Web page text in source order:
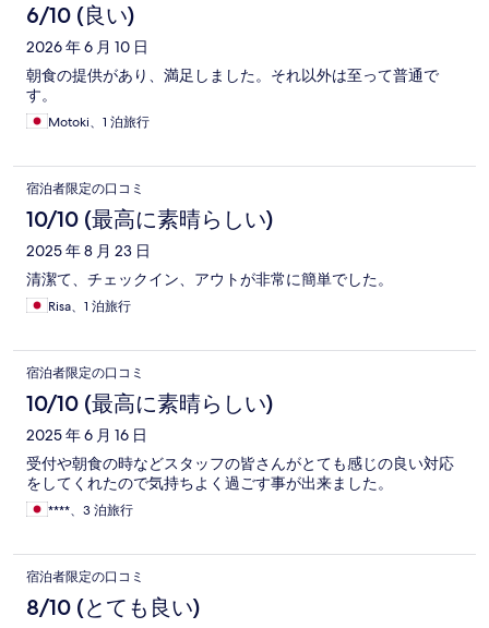
6/10 (良い)
2026 年 6 月 10 日
朝食の提供があり、満足しました。それ以外は至って普通で
す。
Motoki、1 泊旅行
宿泊者限定の口コミ
10/10 (最高に素晴らしい)
2025 年 8 月 23 日
清潔て、チェックイン、アウトが非常に簡単でした。
Risa、1 泊旅行
宿泊者限定の口コミ
10/10 (最高に素晴らしい)
2025 年 6 月 16 日
受付や朝食の時などスタッフの皆さんがとても感じの良い対応
をしてくれたので気持ちよく過ごす事が出来ました。
****、3 泊旅行
宿泊者限定の口コミ
8/10 (とても良い)